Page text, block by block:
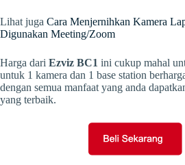
Lihat juga Cara Menjernihkan Kamera
Digunakan Meeting/Zoom
Harga dari Ezviz BC1 ini cukup mahal
untuk 1 kamera dan 1 base station
dengan semua manfaat yang anda
yang terbaik.